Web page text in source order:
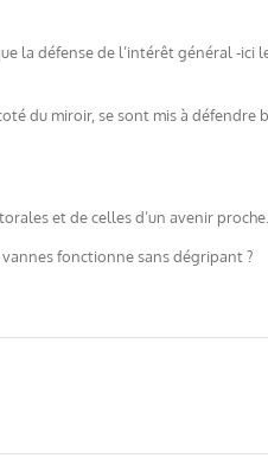
la défense de l’intérêt général -ici
du miroir, se sont mis à
et de celles d’un avenir proche.
fonctionne sans dégripant ?